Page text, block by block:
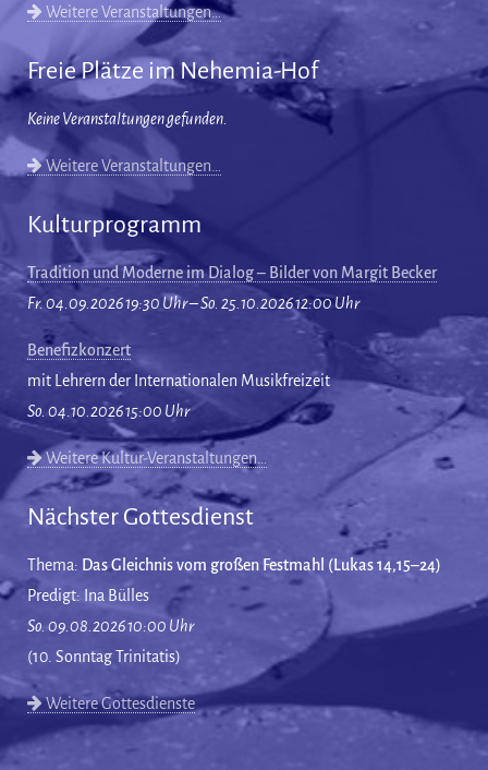
Weitere Veranstaltungen…
Freie Plätze im Nehemia-Hof
Keine Veranstaltungen gefunden.
Weitere Veranstaltungen…
Kulturprogramm
Tradition und Moderne im Dialog – Bilder von Margit Becker
Fr. 04.09.2026 19:30 Uhr – So. 25.10.2026 12:00 Uhr
Benefizkonzert
mit Lehrern der Internationalen Musikfreizeit
So. 04.10.2026 15:00 Uhr
Weitere Kultur-Veranstaltungen…
Nächster Gottesdienst
Thema: Das Gleichnis vom großen Festmahl (Lukas 14,15–24)
Predigt: Ina Bülles
So. 09.08.2026 10:00 Uhr
(10. Sonntag Trinitatis)
Weitere Gottesdienste